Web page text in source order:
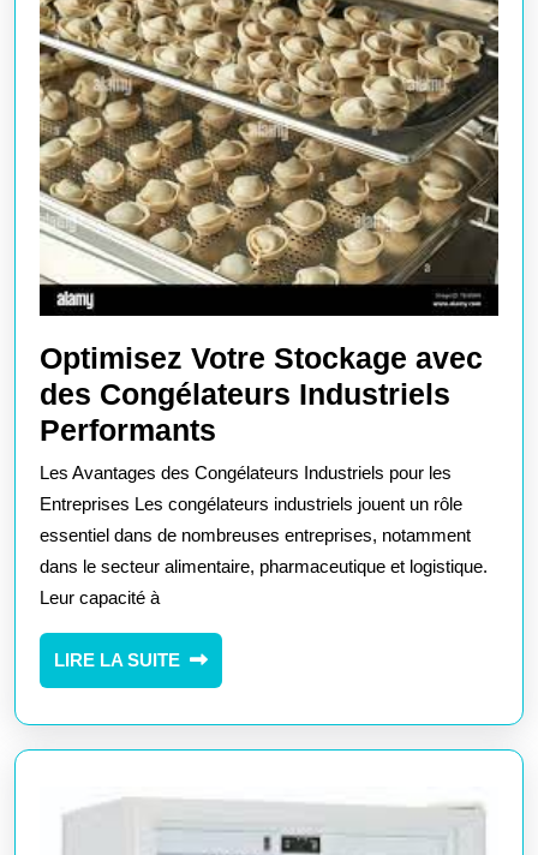
Optimisez Votre Stockage avec
des Congélateurs Industriels
Performants
Votre
Stockage
avec
des
Industriels
Performants
Les Avantages des Congélateurs Industriels pour les
Entreprises Les congélateurs industriels jouent un rôle
essentiel dans de nombreuses entreprises, notamment
dans le secteur alimentaire, pharmaceutique et logistique.
Leur capacité à
LIRE LA SUITE
LIRE
LA